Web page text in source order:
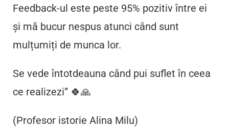
Feedback-ul este peste 95% pozitiv între ei
și mă bucur nespus atunci când sunt
mulțumiți de munca lor.
Se vede întotdeauna când pui suflet în ceea
ce realizezi” 🍀🙏
(Profesor istorie Alina Milu)